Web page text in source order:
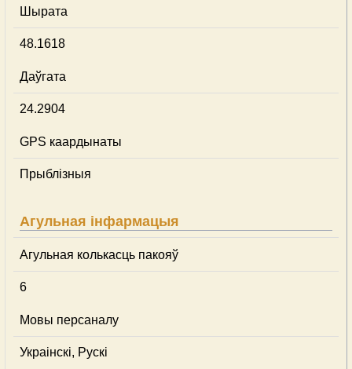
Шырата
48.1618
Даўгата
24.2904
GPS каардынаты
Прыблізныя
Агульная інфармацыя
Агульная колькасць пакояў
6
Мовы персаналу
Украінскі, Рускі